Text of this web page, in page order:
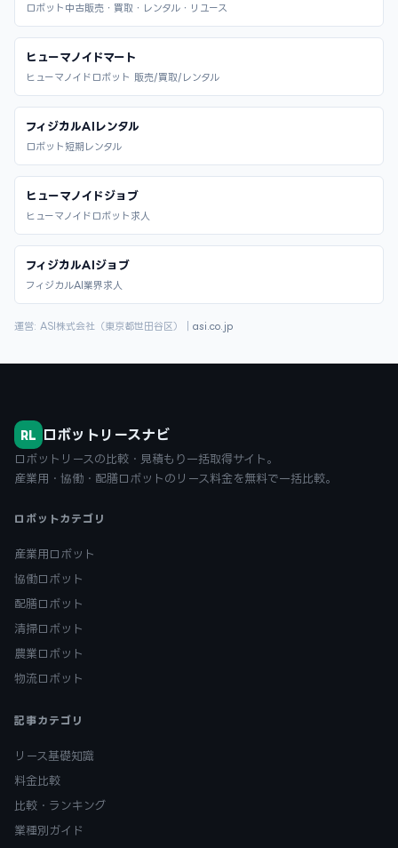
ロボット中古販売・買取・レンタル・リユース
ヒューマノイドマート
ヒューマノイドロボット 販売/買取/レンタル
フィジカルAIレンタル
ロボット短期レンタル
ヒューマノイドジョブ
ヒューマノイドロボット求人
フィジカルAIジョブ
フィジカルAI業界求人
運営: ASI株式会社（東京都世田谷区）｜ asi.co.jp
RL ロボットリースナビ
ロボットリースの比較・見積もり一括取得サイト。
産業用・協働・配膳ロボットのリース料金を無料で一括比較。
ロボットカテゴリ
産業用ロボット
協働ロボット
配膳ロボット
清掃ロボット
農業ロボット
物流ロボット
記事カテゴリ
リース基礎知識
料金比較
比較・ランキング
業種別ガイド